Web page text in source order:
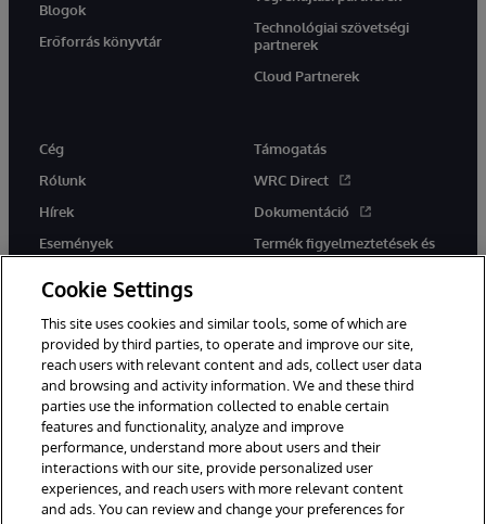
Blogok
Erőforrás könyvtár
Technológiai szövetségi
partnerek
Cloud Partnerek
Cég
Rólunk
Hírek
Események
Támogatás
WRC Direct
Dokumentáció
Termék figyelmeztetések és
tanácsok
Ez a weboldal gépi fordítást használ. Bármilyen fordítási konfliktus
esetén az oldal angol nyelvű változata élvez elsőbbséget.
© 1996-2026 InterSystems Corporation, Boston, MA. Minden jog
fenntartva.
Értesítések/Feltételek és feltételek
Adatvédelmi nyilatkozat
Cookie Settings
This site uses cookies and similar tools, some of which are
provided by third parties, to operate and improve our site,
reach users with relevant content and ads, collect user data
and browsing and activity information. We and these third
parties use the information collected to enable certain
features and functionality, analyze and improve
performance, understand more about users and their
interactions with our site, provide personalized user
experiences, and reach users with more relevant content
and ads. You can review and change your preferences for